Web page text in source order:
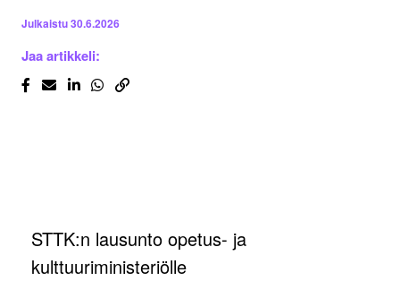
Julkaistu30.6.2026
Jaa artikkeli:
STTK:n lausunto opetus- ja
kulttuuriministeriölle